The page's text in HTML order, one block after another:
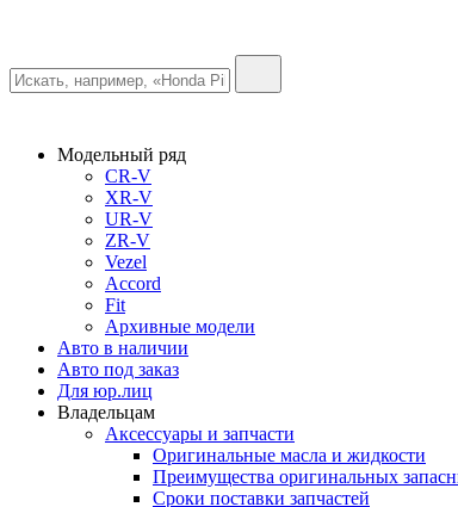
Модельный ряд
CR-V
XR-V
UR-V
ZR-V
Vezel
Accord
Fit
Архивные модели
Авто в наличии
Авто под заказ
Для юр.лиц
Владельцам
Аксессуары и запчасти
Оригинальные масла и жидкости
Преимущества оригинальных
Сроки поставки запчастей